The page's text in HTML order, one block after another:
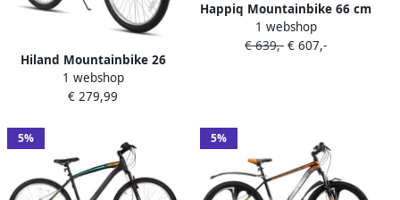
Hiland Mountainbike 26
Inch 18 Versnellingen
Mechanische Schijfrem
1 webshop
€ 279,99
Happiq Mountainbike 66 cm
– Voor en Off-Road en
Dagelijks Gebruik – 21
1 webshop
€ 639,- € 607,-
5% 5%